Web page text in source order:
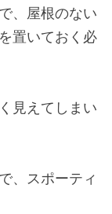
、屋根のない
置いておく必
見えてしまい
、スポーティ